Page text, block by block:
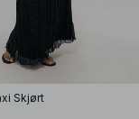
Skjørt